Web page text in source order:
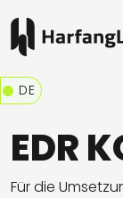
DE
EDR
Für die